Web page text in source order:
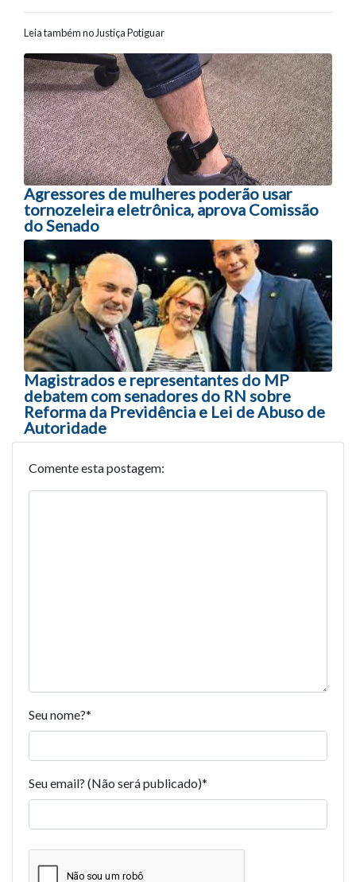
Leia também no Justiça Potiguar
Navegação entre posts
Agressores de mulheres poderão usar
tornozeleira eletrônica, aprova Comissão
do Senado
Magistrados e representantes do MP
debatem com senadores do RN sobre
Reforma da Previdência e Lei de Abuso de
Autoridade
Comente esta postagem:
Seu nome?*
Seu email? (Não será publicado)*